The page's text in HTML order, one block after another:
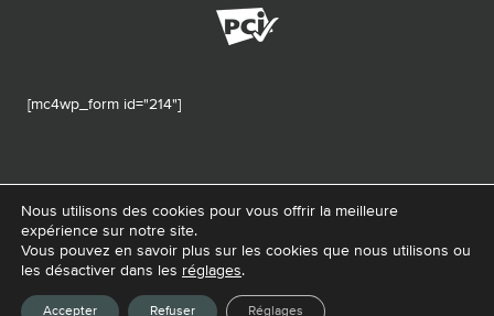
[mc4wp_form id="214"]
© 2026 Tous droits réservés - Fondation de ma vie – Pour la santé de la
Nous utilisons des cookies pour vous offrir la meilleure
expérience sur notre site.
Vous pouvez en savoir plus sur les cookies que nous utilisons ou
les désactiver dans les réglages.
Accepter Refuser Réglages